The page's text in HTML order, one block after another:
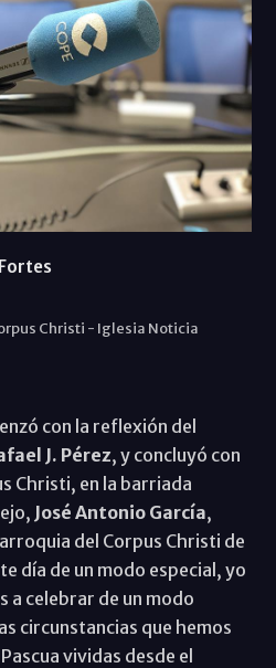
Christi - Iglesia Noticia
con la reflexión del
J. Pérez, y concluyó con
Christi, en la barriada
José Antonio García,
del Corpus Christi de
día de un modo especial, yo
a celebrar de un modo
circunstancias que hemos
vividas desde el